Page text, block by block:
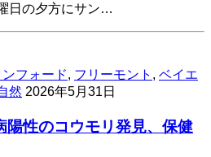
日の夕方にサン…
ンフォード, フリーモント , ベイエ
然 2026年5月31日
陽性のコウモリ発見、保健